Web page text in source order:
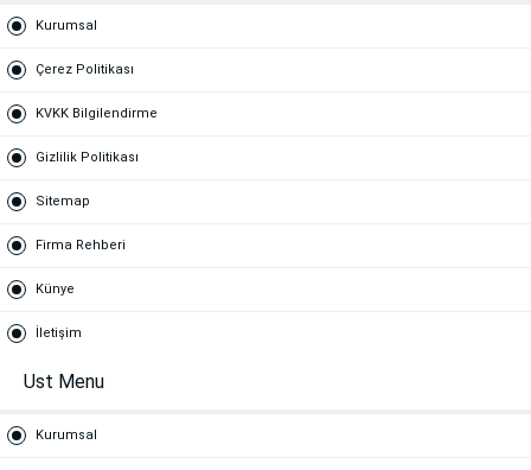
Kurumsal
Çerez Politikası
KVKK Bilgilendirme
Gizlilik Politikası
Sitemap
Firma Rehberi
Künye
İletişim
Ust Menu
Kurumsal